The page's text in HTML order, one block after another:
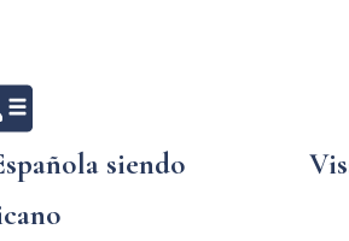
siendo